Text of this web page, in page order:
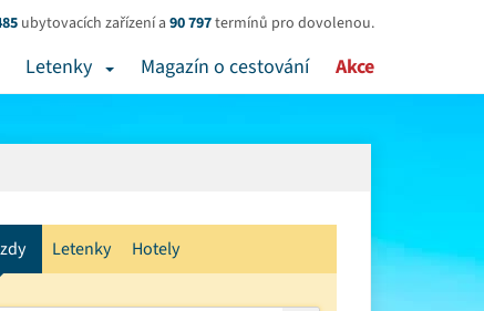
ubytovacích zařízení a 90 797termínů pro dovolenou.
Letenky Magazín o cestování Akce
Letenky Hotely